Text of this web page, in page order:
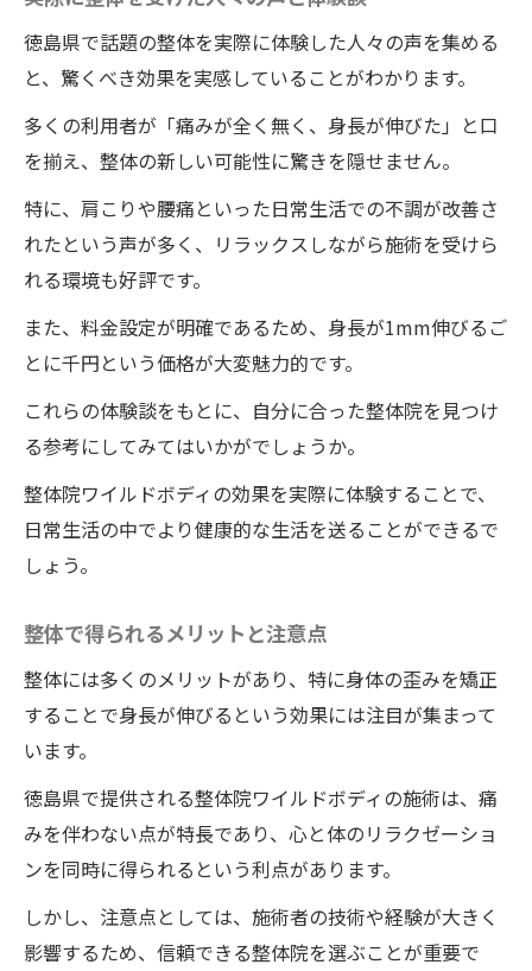
整体によるボディラインの変化を体験
理想のスタイルを維持するための施術プラ
施術後のライフスタイル改善提案
を徹底解説
ワイルドボディが選ばれる理由
ワイルドボディでの整体施術のユニークな
利用者の声から見る整体の効果
身長が伸びる整体の将来性
痛くない整体で安心！ワイルドボディの身長ア
痛みを抑える独自の技術
リラックスできる施術環境
ワイルドボディの施術プロセス
安全性を重視した施術方法
痛くない施術の人体科学的根拠
整体院ワイルドボディの施術で自然に身長を伸
ばす方法とその効果
骨格調整と身長の関係
徳島県で話題の整体を実際に体験した人々の声を集める
と、驚くべき効果を実感していることがわかります。
多くの利用者が「痛みが全く無く、身長が伸びた」と口
を揃え、整体の新しい可能性に驚きを隠せません。
特に、肩こりや腰痛といった日常生活での不調が改善さ
れたという声が多く、リラックスしながら施術を受けら
れる環境も好評です。
また、料金設定が明確であるため、身長が1mm伸びるご
とに千円という価格が大変魅力的です。
これらの体験談をもとに、自分に合った整体院を見つけ
る参考にしてみてはいかがでしょうか。
整体院ワイルドボディの効果を実際に体験することで、
日常生活の中でより健康的な生活を送ることができるで
しょう。
整体で得られるメリットと注意点
整体には多くのメリットがあり、特に身体の歪みを矯正
することで身長が伸びるという効果には注目が集まって
います。
徳島県で提供される整体院ワイルドボディの施術は、痛
みを伴わない点が特長であり、心と体のリラクゼーショ
ンを同時に得られるという利点があります。
しかし、注意点としては、施術者の技術や経験が大きく
影響するため、信頼できる整体院を選ぶことが重要で